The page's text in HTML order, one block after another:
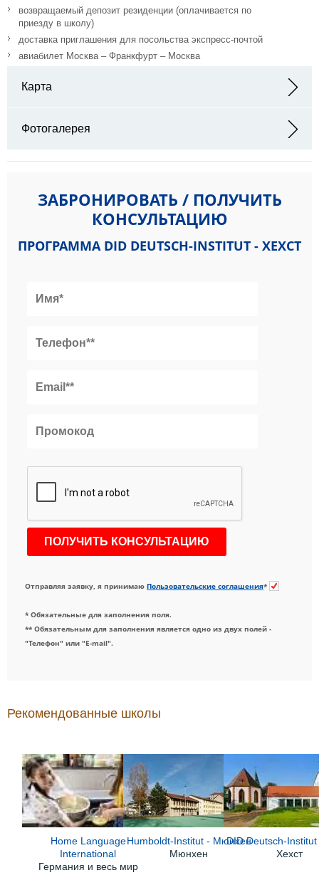
возвращаемый депозит резиденции (оплачивается по
приезду в школу)
доставка приглашения для посольства экспресс-почтой
авиабилет Москва – Франкфурт – Москва
Карта
Höchst / Odenwald
Фотогалерея
ЗАБРОНИРОВАТЬ / ПОЛУЧИТЬ
КОНСУЛЬТАЦИЮ
ПРОГРАММА DID DEUTSCH-INSTITUT - ХЕХСТ
Отправляя заявку, я принимаю Пользовательские соглашения*
* Обязательные для заполнения поля.
** Обязательным для заполнения является одно из двух полей -
"Телефон" или "E-mail".
Рекомендованные школы
Home Language
International
Германия и весь мир
Humboldt-Institut - Мюнхен
Мюнхен
DID Deutsch-Institut
Хехст